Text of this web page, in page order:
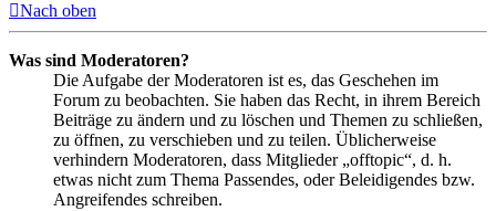
Nach oben
Was sind Moderatoren?
Die Aufgabe der Moderatoren ist es, das Geschehen im
Forum zu beobachten. Sie haben das Recht, in ihrem Bereich
Beiträge zu ändern und zu löschen und Themen zu schließen,
zu öffnen, zu verschieben und zu teilen. Üblicherweise
verhindern Moderatoren, dass Mitglieder „offtopic“, d. h.
etwas nicht zum Thema Passendes, oder Beleidigendes bzw.
Angreifendes schreiben.